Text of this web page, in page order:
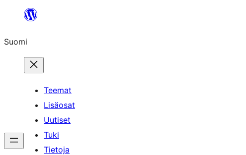
Suomi
Teemat
Lisäosat
Uutiset
Tuki
Tietoja